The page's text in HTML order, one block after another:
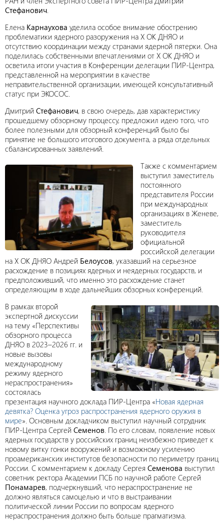
Стефанович
Елена Карнаухова уделила особое внимание обострению
проблематики ядерного разоружения на Х ОК ДНЯО и
отсутствию координации между странами ядерной пятерки. Она
поделилась собственными впечатлениями от Х ОК ДНЯО и
осветила итоги участия в Конференции делегации ПИР-Центра,
представленной на мероприятии в качестве
неправительственной организации, имеющей консультативный
статус при ЭКОСОС.
Дмитрий Стефанович, в свою очередь, дав характеристику
прошедшему обзорному процессу, предложил идею того, что
более полезными для обзорный конференций было бы
принятие не большого итогового документа, а ряда отдельных
сбалансированных заявлений.
Также с комментарием
выступил заместитель
постоянного
представителя России
при международных
организациях в Женеве,
заместитель
руководителя
официальной
российской делегации
на Х ОК ДНЯО Андрей Белоусов, указавший на серьезное
расхождение в позициях ядерных и неядерных государств, и
предположивший, что именно это расхождение станет
определяющим в ходе дальнейших обзорных конференций.
В рамках второй
экспертной дискуссии
на тему «Перспективы
обзорного процесса
ДНЯО в 2023–2026 гг. и
новые вызовы
международному
режиму ядерного
нераспространения»
состоялась
презентация научного доклада ПИР-Центра «Новая ядерная
девятка? Оценка угроз распространения ядерного оружия в
мире». Основным докладчиком выступил научный сотрудник
ПИР-Центра Сергей Семенов . По его словам, появление новых
ядерных государств у российских границ неизбежно приведет к
новому витку гонки вооружений и возможному усилению
проамериканских институтов безопасности по периметру границ
России. С комментарием к докладу Сергея Семенова выступил
советник ректора Академии ПСБ по научной работе Сергей
Понамарев, подчеркнувший, что нераспространение не
должно являться самоцелью и что в выстраивании
политической линии России по вопросам ядерного
нераспространения должно быть больше прагматизма.